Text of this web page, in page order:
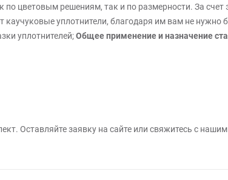
цветовым решениям, так и по размерности. За счет
уплотнители, благодаря им вам не нужно
уплотнителей;Общее применение и назначение
Оставляйте заявку на сайте или свяжитесь с